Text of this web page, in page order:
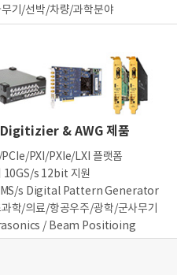
기/선박/차량/과학분야
Digitizier & AWG 제품
PXI/PXIe/LXI 플랫폼
10GS/s 12bit 지원
s Digital Pattern Generator
학/의료/항공우주/광학/군사무기
/ Beam Positioing